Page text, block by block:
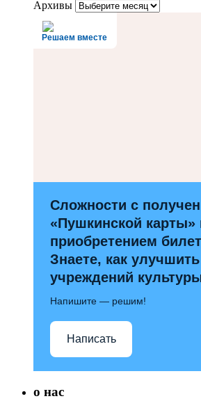
Архивы
Решаем вместе
Сложности с
«Пушкинской карты»
приобретением
Знаете, как
учреждений
Напишите — решим!
Написать
о нас